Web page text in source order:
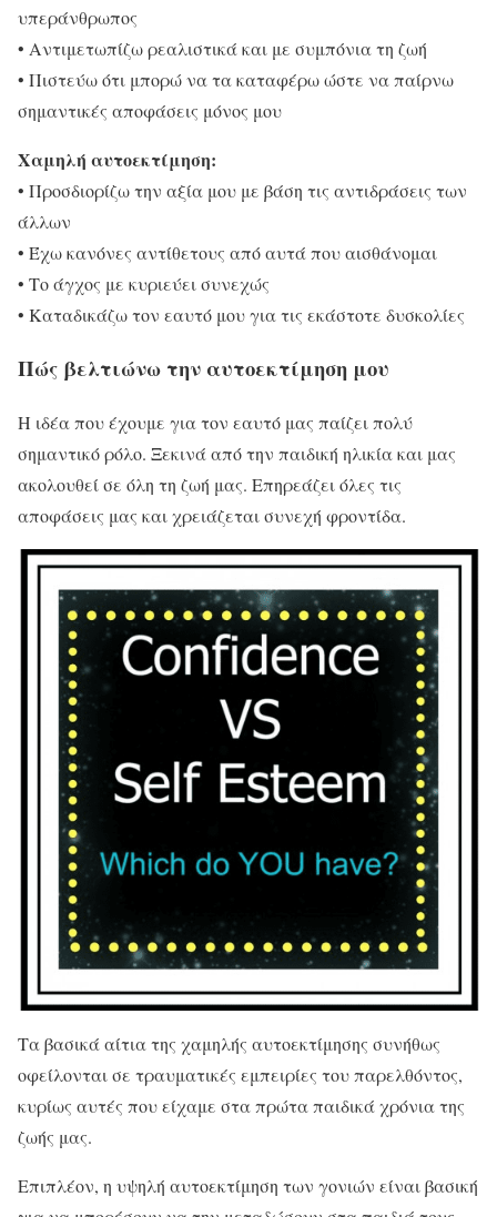
υπεράνθρωπος
• Αντιμετωπίζω ρεαλιστικά και με συμπόνια τη ζωή
• Πιστεύω ότι μπορώ να τα καταφέρω ώστε να παίρνω
σημαντικές αποφάσεις μόνος μου
Χαμηλή αυτοεκτίμηση:
• Προσδιορίζω την αξία μου με βάση τις αντιδράσεις των
άλλων
• Έχω κανόνες αντίθετους από αυτά που αισθάνομαι
• Το άγχος με κυριεύει συνεχώς
• Καταδικάζω τον εαυτό μου για τις εκάστοτε δυσκολίες
Πώς βελτιώνω την αυτοεκτίμηση μου
Η ιδέα που έχουμε για τον εαυτό μας παίζει πολύ
σημαντικό ρόλο. Ξεκινά από την παιδική ηλικία και μας
ακολουθεί σε όλη τη ζωή μας. Επηρεάζει όλες τις
αποφάσεις μας και χρειάζεται συνεχή φροντίδα.
Τα βασικά αίτια της χαμηλής αυτοεκτίμησης συνήθως
οφείλονται σε τραυματικές εμπειρίες του παρελθόντος,
κυρίως αυτές που είχαμε στα πρώτα παιδικά χρόνια της
ζωής μας.
Επιπλέον, η υψηλή αυτοεκτίμηση των γονιών είναι βασική